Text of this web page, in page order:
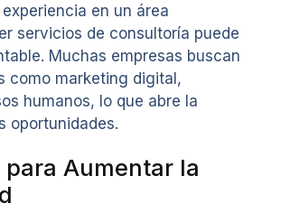
en un área
servicios de consultoría puede
Muchas empresas buscan
como marketing digital,
humanos, lo que abre la
oportunidades.
para Aumentar la